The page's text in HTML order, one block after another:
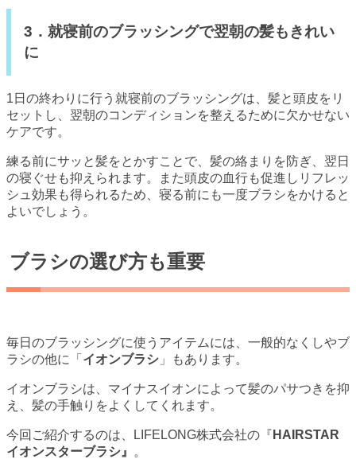
3．就寝前のブラッシングで翌朝の髪もきれい
に
1日の終わりに行う就寝前のブラッシングは、髪と頭皮をリ
セットし、翌朝のコンディションを整えるために欠かせない
ケアです。
練る前にサッと髪をとかすことで、髪の絡まりを防ぎ、翌日
の寝ぐせも抑えられます。また頭皮の血行も促進しリフレッ
シュ効果も得られるため、寝る前にも一度ブラシをかけると
よいでしょう。
ブラシの選び方も重要
毎日のブラッシングに使うアイテムには、一般的なくしやブ
ラシの他に「 イオンブラシ 」もあります。
イオンブラシは、マイナスイオンによって髪のパサつきを抑
え、髪の手触りをよくしてくれます。
今回ご紹介するのは、LIFELONG株式会社の『 HAIRSTAR
イオンスターブラシ』
。